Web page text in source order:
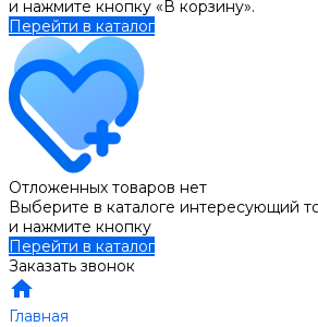
и нажмите кнопку «В корзину».
Перейти в каталог
Отложенных товаров нет
Выберите в каталоге интересующий
и нажмите кнопку
Перейти в каталог
Заказать звонок
Главная